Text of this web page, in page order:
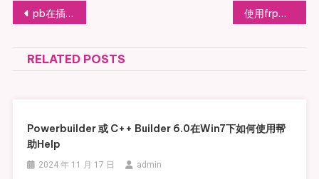
文章导航
pb在插入ole控件时发生崩溃 使用frp实现内网从外网可以访问局域网内部的无固定公网IP地址的服务器
RELATED POSTS
Powerbuilder 或 C++ Builder 6.0在Win7下如何使用帮
助Help
2024 年 11 月 17 日 admin